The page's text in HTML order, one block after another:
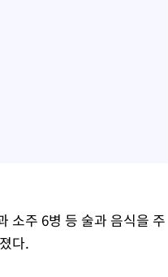
소주 6병 등 술과 음식을 주
다.